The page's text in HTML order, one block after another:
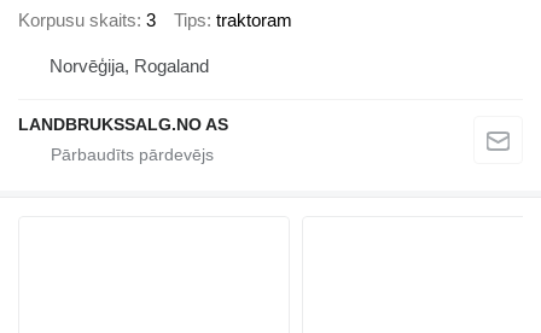
Korpusu skaits 3 Tips traktoram
Norvēģija, Rogaland
LANDBRUKSSALG.NO AS